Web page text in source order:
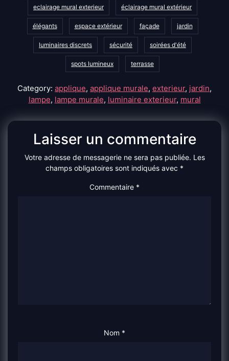
eclairage mural exterieur éclairage mural extérieur
élégants espace extérieur façade jardin
luminaires discrets sécurité soirées d'été
spots lumineux terrasse
Category: applique, applique murale, exterieur, jardin,
lampe, lampe murale, luminaire exterieur, mural
Laisser un commentaire
Votre adresse de messagerie ne sera pas publiée. Les
champs obligatoires sont indiqués avec *
Commentaire *
Nom *